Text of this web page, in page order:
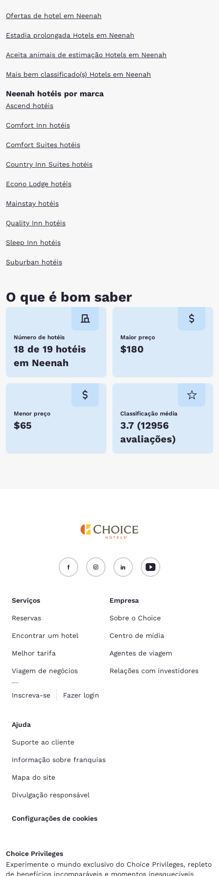
Ofertas de hotel em Neenah
Estadia prolongada Hotels em Neenah
Aceita animais de estimação Hotels em Neenah
Mais bem classificado(s) Hotels em Neenah
Neenah hotéis por marca
Ascend hotéis
Comfort Inn hotéis
Comfort Suites hotéis
Country Inn Suites hotéis
Econo Lodge hotéis
Mainstay hotéis
Quality Inn hotéis
Sleep Inn hotéis
Suburban hotéis
O que é bom saber
Número de hotéis
18 de 19 hotéis
em Neenah
Maior preço
$180
Menor preço
$65
Classificação média
3.7 (12956
avaliações)
Serviços
Reservas
Encontrar um hotel
Melhor tarifa
Viagem de negócios
Inscreva-se Fazer login
Empresa
Sobre o Choice
Centro de mídia
Agentes de viagem
Relações com investidores
Ajuda
Suporte ao cliente
Informação sobre franquias
Mapa do site
Divulgação responsável
Configurações de cookies
Choice Privileges
Experimente o mundo exclusivo do Choice Privileges, repleto
de benefícios incomparáveis e momentos inesquecíveis